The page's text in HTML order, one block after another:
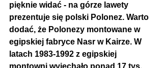
pięknie widać - na górze lawety
prezentuje się polski Polonez. Warto
dodać, że Polonezy montowane w
egipskiej fabryce Nasr w Kairze. W
latach 1983-1992 z egipskiej
montowni wyjechało ponad 17 tys.